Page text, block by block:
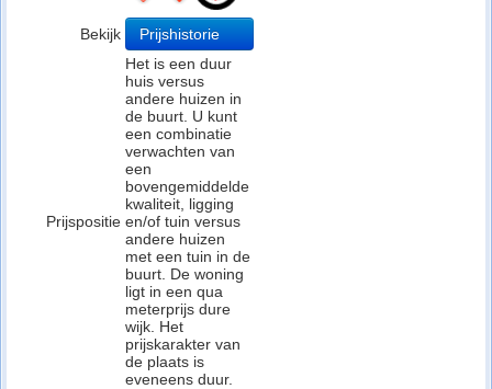
Bekijk Prijshistorie
Prijspositie
Het is een duur
huis versus
andere huizen in
de buurt. U kunt
een combinatie
verwachten van
een
bovengemiddelde
kwaliteit, ligging
en/of tuin versus
andere huizen
met een tuin in de
buurt. De woning
ligt in een qua
meterprijs dure
wijk. Het
prijskarakter van
de plaats is
eveneens duur.